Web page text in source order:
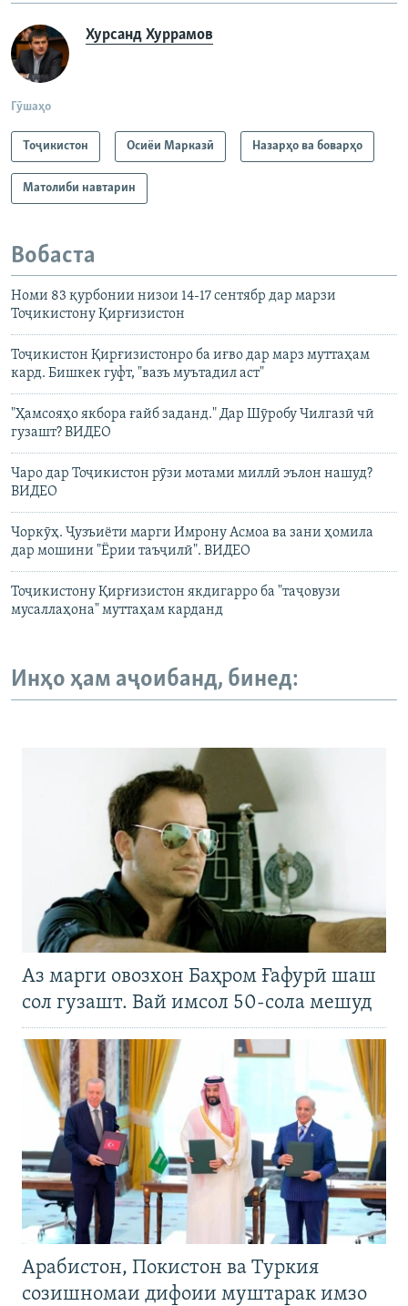
Хурсанд Хуррамов
Гӯшаҳо
Тоҷикистон Осиёи Марказӣ Назарҳо ва боварҳо
Матолиби навтарин
Вобаста
Номи 83 қурбонии низои 14-17 сентябр дар марзи
Тоҷикистону Қирғизистон
Тоҷикистон Қирғизистонро ба иғво дар марз муттаҳам
кард. Бишкек гуфт, "вазъ муътадил аст"
"Ҳамсояҳо якбора ғайб заданд." Дар Шӯробу Чилгазӣ чӣ
гузашт? ВИДЕО
Чаро дар Тоҷикистон рӯзи мотами миллӣ эълон нашуд?
ВИДЕО
Чоркӯҳ. Ҷузъиёти марги Имрону Асмоа ва зани ҳомила
дар мошини "Ёрии таъҷилӣ". ВИДЕО
Тоҷикистону Қирғизистон якдигарро ба "таҷовузи
мусаллаҳона" муттаҳам карданд
Инҳо ҳам аҷоибанд, бинед:
Аз марги овозхон Баҳром Ғафурӣ шаш
сол гузашт. Вай имсол 50-сола мешуд
Арабистон, Покистон ва Туркия
созишномаи дифоии муштарак имзо